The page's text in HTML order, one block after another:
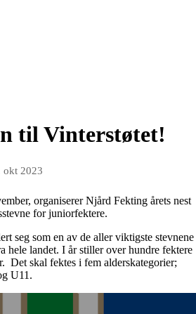
til Vinterstøtet!
okt 2023
organiserer Njård Fekting årets nest
for juniorfektere.
seg som en av de aller viktigste stevnene
hele landet. I år stiller over hundre fektere
Det skal fektes i fem alderskategorier;
U11.